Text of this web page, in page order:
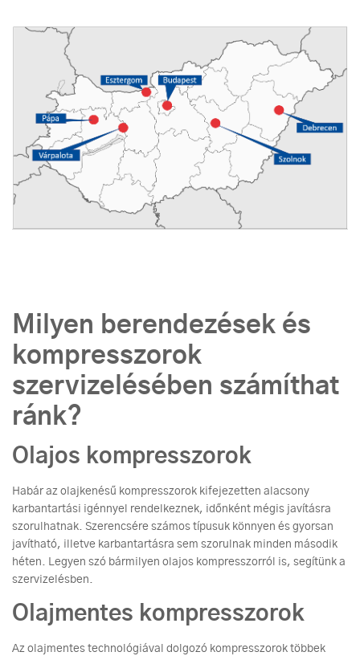
Milyen berendezések és
kompresszorok
szervizelésében számíthat
ránk?
Olajos kompresszorok
Habár az olajkenésű kompresszorok kifejezetten alacsony
karbantartási igénnyel rendelkeznek, időnként mégis javításra
szorulhatnak. Szerencsére számos típusuk könnyen és gyorsan
javítható, illetve karbantartásra sem szorulnak minden második
héten. Legyen szó bármilyen olajos kompresszorról is, segítünk a
szervizelésben.
Olajmentes kompresszorok
Az olajmentes technológiával dolgozó kompresszorok többek